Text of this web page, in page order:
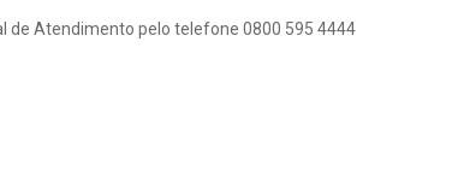
de Atendimento pelo telefone 0800 595 4444